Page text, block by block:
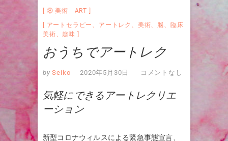
⑧ 美術 ART
アートセラピー
アートレク 美術 脳
臨床
美術
趣味
おうちでアートレク
by Seiko 2020年5月30日 コメントなし
気軽にできるアートレクリエ
ーション
新型コロナウィルスによる緊急事態宣言、